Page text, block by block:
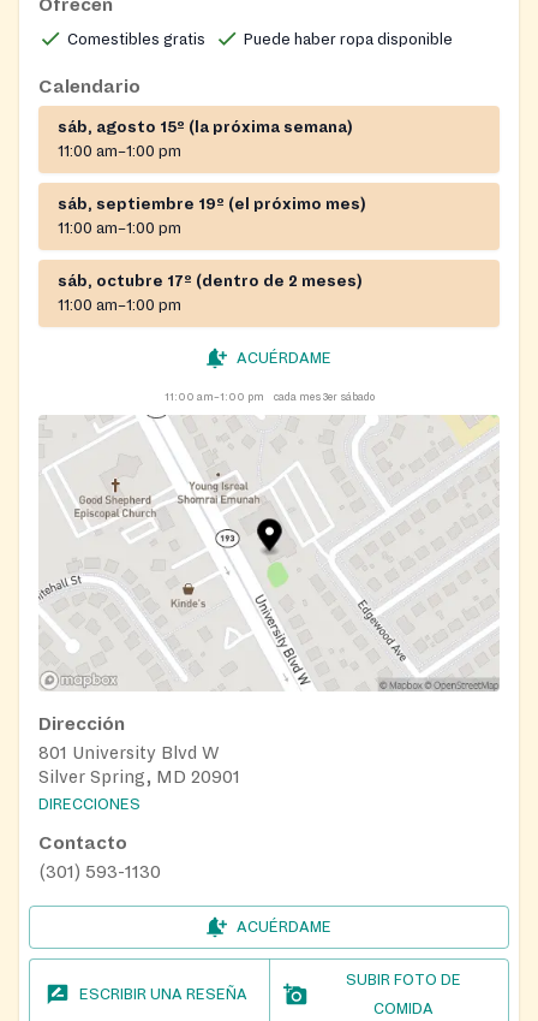
Ofrecen
Comestibles gratis Puede haber ropa disponible
Calendario
sáb, agosto 15º (la próxima semana)
11:00 am–1:00 pm
sáb, septiembre 19º (el próximo mes)
11:00 am–1:00 pm
sáb, octubre 17º (dentro de 2 meses)
11:00 am–1:00 pm
ACUÉRDAME
11:00 am–1:00 pm cada mes 3er sábado
Dirección
801 University Blvd W
Silver Spring, MD 20901
DIRECCIONES
Contacto
(301) 593-1130
ACUÉRDAME
ESCRIBIR UNA RESEÑA
SUBIR FOTO DE
COMIDA